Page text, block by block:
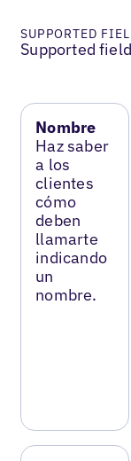
SUPPORTED
Supported
Nombre
Haz saber
a los
clientes
cómo
deben
llamarte
indicando
un
nombre.